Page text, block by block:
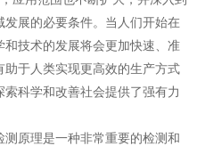
展的必要条件。当人们开始在
技术的发展将会更加快速、准
助于人类实现更高效的生产方式
科学和改善社会提供了强有力
测原理是一种非常重要的检测和